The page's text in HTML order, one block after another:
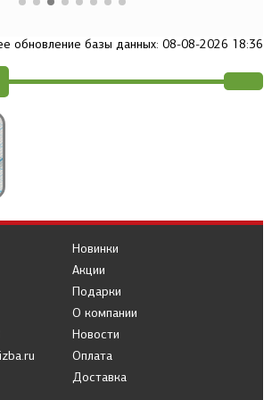
обновление базы данных: 08-08-2026 18:36
Новинки
Акции
Подарки
О компании
Новости
Оплата
Доставка